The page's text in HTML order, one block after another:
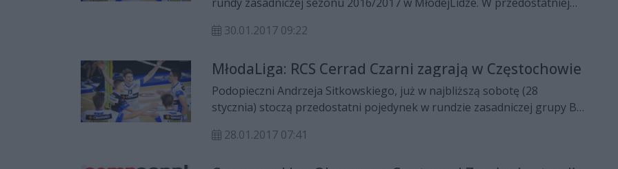
Częstochowie z miejscowym AZS-em IV LO. Radomianie wygrali
30.01.2017 09:22
MłodaLiga: RCS Cerrad Czarni zagrają w Częstochowie
Podopieczni Andrzeja Sitkowskiego, już w najbliższą sobotę (28
stycznia) stoczą przedostatni pojedynek w rundzie zasadniczej grupy B,
Częstochowa.
28.01.2017 07:41